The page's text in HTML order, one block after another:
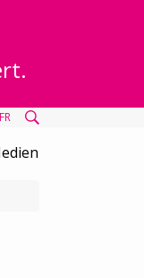
FR